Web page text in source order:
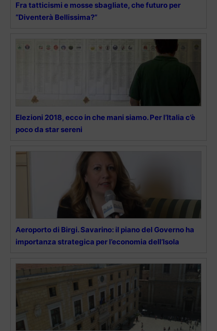
Fra tatticismi e mosse sbagliate, che futuro per
“Diventerà Bellissima?”
Elezioni 2018, ecco in che mani siamo. Per l’Italia c’è
poco da star sereni
Aeroporto di Birgi. Savarino: il piano del Governo ha
importanza strategica per l’economia dell’Isola